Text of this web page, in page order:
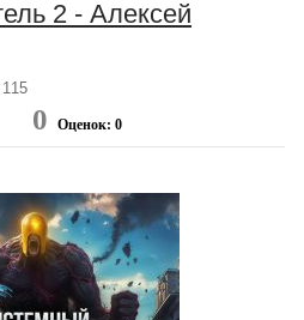
2 - Алексей
115
0 Оценок: 0